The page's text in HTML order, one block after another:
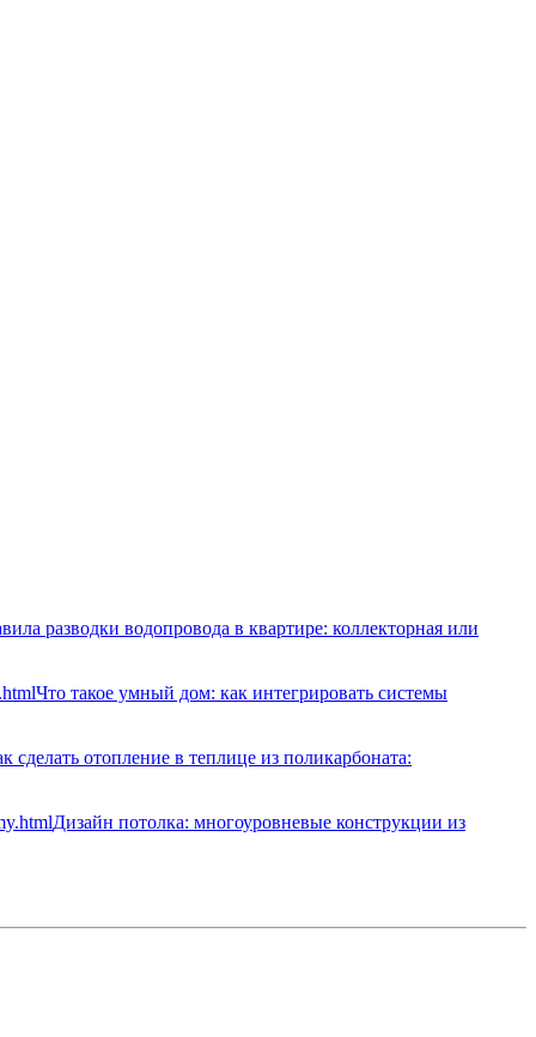
разводки водопровода в квартире: коллекторная или
Что такое умный дом: как интегрировать системы
сделать отопление в теплице из поликарбоната:
Дизайн потолка: многоуровневые конструкции из